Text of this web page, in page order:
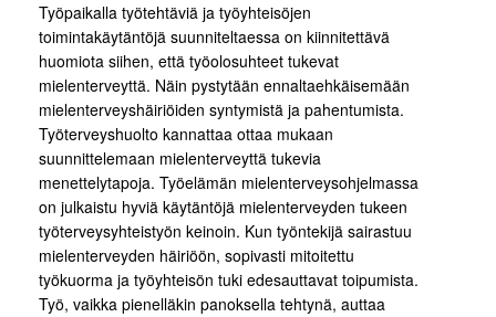
Työpaikalla työtehtäviä ja työyhteisöjen
toimintakäytäntöjä suunniteltaessa on kiinnitettävä
huomiota siihen, että työolosuhteet tukevat
mielenterveyttä. Näin pystytään ennaltaehkäisemään
mielenterveyshäiriöiden syntymistä ja pahentumista.
Työterveyshuolto kannattaa ottaa mukaan
suunnittelemaan mielenterveyttä tukevia
menettelytapoja. Työelämän mielenterveysohjelmassa
on julkaistu hyviä käytäntöjä mielenterveyden tukeen
työterveysyhteistyön keinoin. Kun työntekijä sairastuu
mielenterveyden häiriöön, sopivasti mitoitettu
työkuorma ja työyhteisön tuki edesauttavat toipumista.
Työ, vaikka pienelläkin panoksella tehtynä, auttaa